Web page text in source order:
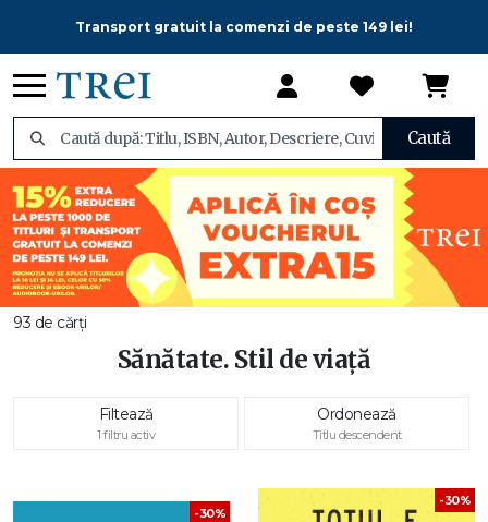
Transport gratuit la comenzi de peste 149 lei!
Caută
93 de cărți
Sănătate. Stil de viață
Filtează
1 filtru activ
Ordonează
Titlu descendent
-30%
-30%